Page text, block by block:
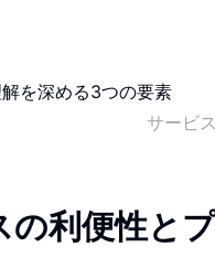
サービ
の利便性と